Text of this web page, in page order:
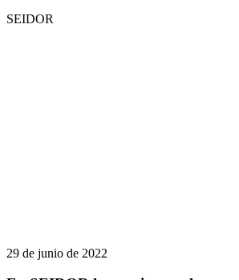
SEIDOR
29 de junio de 2022